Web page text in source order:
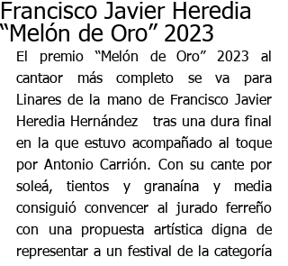
Francisco Javier Heredia
“Melón de Oro” 2023
El premio “Melón de Oro” 2023 al
cantaor más completo se va para
Linares de la mano de Francisco Javier
Heredia Hernández   tras una dura final
en la que estuvo acompañado al toque
por Antonio Carrión. Con su cante por
soleá, tientos y granaína y media
consiguió convencer al jurado ferreño
con una propuesta artística digna de
representar a un festival de la categoría